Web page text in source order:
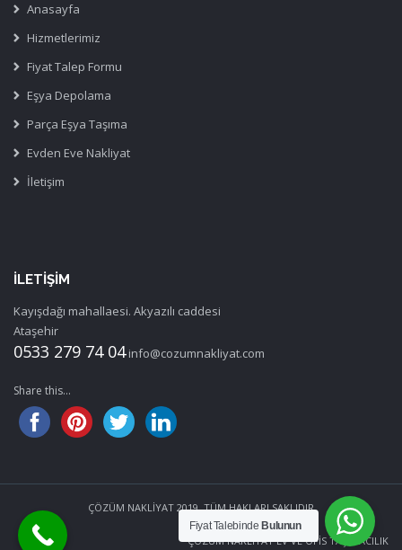
Anasayfa
Hizmetlerimiz
Fiyat Talep Formu
Eşya Depolama
Parça Eşya Taşıma
Evden Eve Nakliyat
İletişim
İLETIŞIM
Kayışdağı mahallaesi. Akyazılı caddesi
Ataşehir
0533 279 74 04 info@cozumnakliyat.com
Share this...
ÇÖZÜM NAKLİYAT 2019. TÜM HAKLARI SAKLIDIR
ÇÖZÜM NAKLİYAT EV VE OFİS TAŞIMACILIK
Fiyat Talebinde Bulunun